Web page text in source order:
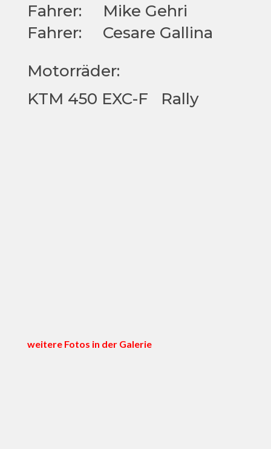
Fahrer: Mike Gehri
Fahrer: Cesare Gallina
Motorräder:
KTM 450 EXC-F Rally
weitere Fotos in der Galerie